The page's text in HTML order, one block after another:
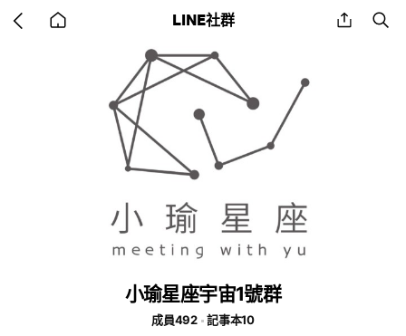
back LINE社群 share
小瑜星座宇宙1號群
成員492
記事本10